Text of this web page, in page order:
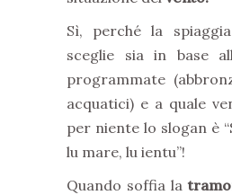
Sì, perché la
sceglie sia in base
programmate
acquatici) e a quale
per niente lo slogan è
lu mare, lu ientu”!
Quando soffia la